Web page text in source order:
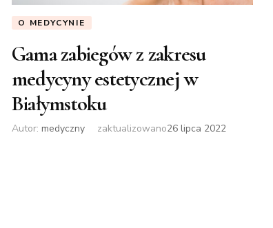
O MEDYCYNIE
Gama zabiegów z zakresu
medycyny estetycznej w
Białymstoku
Autor: medyczny zaktualizowano26 lipca 2022